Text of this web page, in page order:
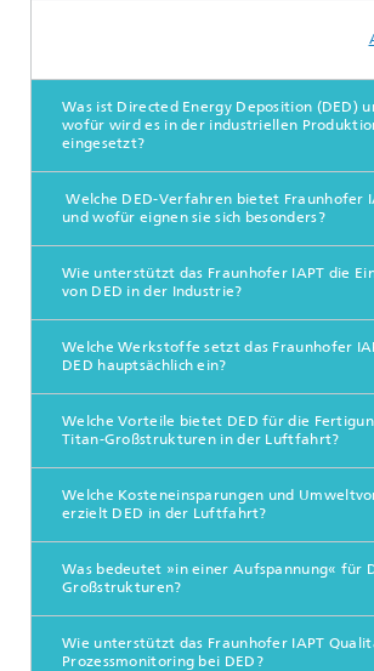
Was ist Directed Energy Deposition (DED)
wofür wird es in der industriellen
eingesetzt?
Welche DED-Verfahren bietet Fraunhofer
und wofür eignen sie sich besonders?
Wie unterstützt das Fraunhofer IAPT die
von DED in der Industrie?
Welche Werkstoffe setzt das Fraunhofer
DED hauptsächlich ein?
Welche Vorteile bietet DED für die
Titan-Großstrukturen in der Luftfahrt?
Welche Kosteneinsparungen und
erzielt DED in der Luftfahrt?
Was bedeutet »in einer Aufspannung« für
Großstrukturen?
Wie unterstützt das Fraunhofer IAPT
Prozessmonitoring bei DED?